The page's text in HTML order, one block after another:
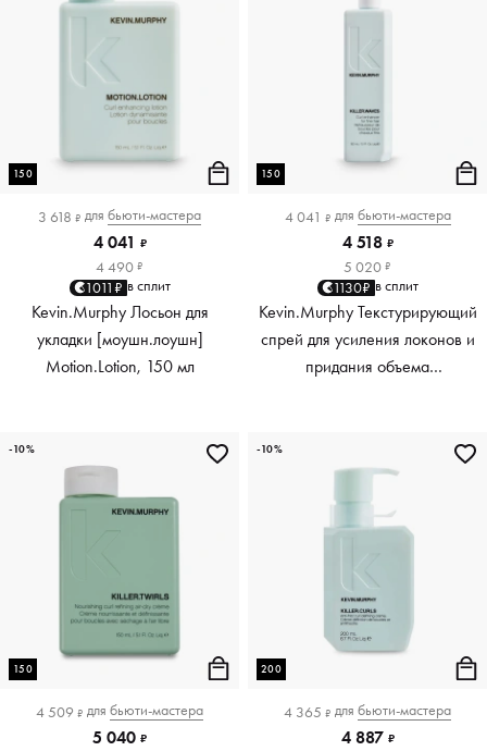
150
3 618 ₽ для бьюти-мастера
4 041 ₽
4 490 ₽
1011₽ в сплит
Kevin.Murphy Лосьон для
укладки [моушн.лоушн]
Motion.Lotion, 150 мл
150
4 041 ₽ для бьюти-мастера
4 518 ₽
5 020 ₽
1130₽ в сплит
Kevin.Murphy Текстурирующий
спрей для усиления локонов и
придания объема
150
4 509 ₽ для бьюти-мастера
5 040 ₽
-10%
200
4 365 ₽ для бьюти-мастера
4 887 ₽
-10%